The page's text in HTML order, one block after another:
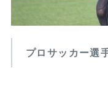
プロサッカー選